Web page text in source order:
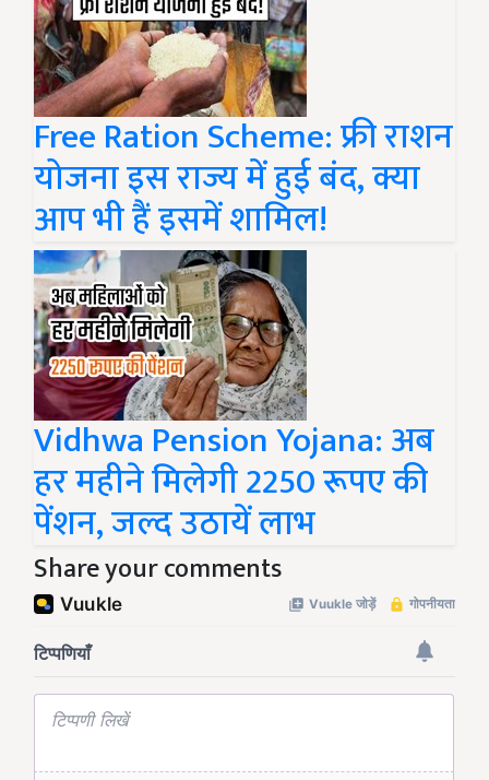
Free Ration Scheme: फ्री राशन
योजना इस राज्य में हुई बंद, क्या
आप भी हैं इसमें शामिल!
Vidhwa Pension Yojana: अब
हर महीने मिलेगी 2250 रूपए की
पेंशन, जल्द उठायें लाभ
Share your comments